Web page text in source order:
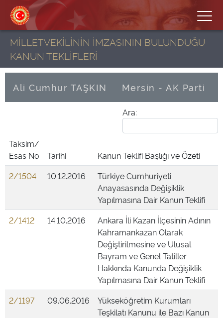
MİLLETVEKİLİNİN İMZASININ BULUNDUĞU
KANUN TEKLİFLERİ
Ali Cumhur TAŞKIN Mersin - AK Parti
Ara:
Taksim/
Esas No
Tarihi
Kanun Teklifi Başlığı ve Özeti
2/1504
10.12.2016
Türkiye Cumhuriyeti
Anayasasında Değişiklik
Yapılmasına Dair Kanun Teklifi
2/1412
14.10.2016
Ankara İli Kazan İlçesinin Adının
Kahramankazan Olarak
Değiştirilmesine ve Ulusal
Bayram ve Genel Tatiller
Hakkında Kanunda Değişiklik
Yapılmasına Dair Kanun Teklifi
2/1197
09.06.2016
Yükseköğretim Kurumları
Teşkilatı Kanunu ile Bazı Kanun